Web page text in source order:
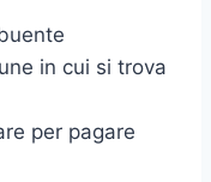
in cui si trova
per pagare